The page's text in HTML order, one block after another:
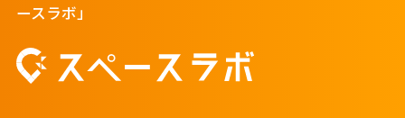
ースラボ」